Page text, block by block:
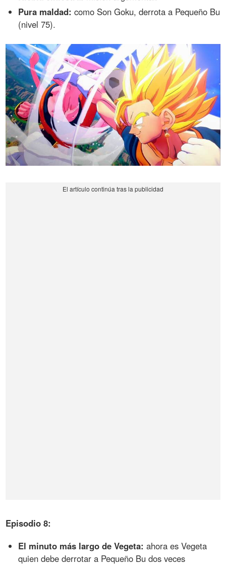
Pura maldad: como Son Goku, derrota a Pequeño Bu
(nivel 75).
Episodio 8:
El minuto más largo de Vegeta: ahora es Vegeta
quien debe derrotar a Pequeño Bu dos veces